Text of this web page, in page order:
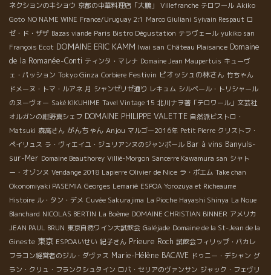
ネクションのキショウ 京都の中華料理店「大鵬」 Villefranche テロワール Akiko
Goto NO NAME WINE France/Uruguay 2:1 Marco Giuliani Syivain Respaut ロ
ゼ・ド・ザザ Bazas viande Paris Bistro Dégustation テラヴェール yukiko san
François Ecot DOMAINE ERIC KAMM Iwai san Château Plaisance Domaine
de la Romanée-Conti ティンタ・マレナ Domaine Jean Maupertuis キューヴ
ェ・パッション Tokyo Ginza Corbiere Festivin ピオッシュの林さん 竹ちゃん
ドメーヌ・トマ・ルアネ 月 シャンゼリゼ通り レキュム シルベール・トリシャール
のヌーヴォー Saké KIKUHIME Tavel Vintage 15 北川ナヲ著「テロワール」文芸社
オルガンの紺野真シェフ DOMAINE PHILIPPE VALETTE 自然派ビストロ・
Matsuki 森高さん がんちゃん Anjou マルゴー2016年 Petit Pierre クリストフ・
ペイリュス ラ・ヴィエイユ・ジュリアンヌのジャンポール Bar à vins Banyuls-
sur-Mer Domaine Beauthorey Villié-Morgon Sancerre Kawamura san シャト
ー・オゾンヌ Vendange 2018 Lapierre Olivier de Nice ラ・ボエム Take chan
Okonomiyaki PASEMIA Georges Lemarié ESPOA Yorozuya et Richeaume
Histoire ル・タン・デメ Cuvée Sakurajima La Pioche Hayashi Shinya La Noue
Blanchard NICOLAS BERTIN La Boème DOMAINE CHRISTIAN BINNER アメリカ
JEAN PAUL BRUN 東京自然ワイン大試飲会 Galéjade Domaine de la St-Jean de la
Gineste 東京 ESPOAいせい 紀子さん Prieure Roch 試飲会フィリップ・パカレ
フラコン経営者のジル・ダヴァス Marie-Hélène BACAVE ドゥニー・デシャン グ
ラン・クリュ・フランクシュタイン ロバ・セリアのヴァンサン ジャック・フェヴリ